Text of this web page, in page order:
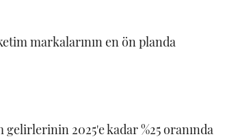
markalarının en ön planda
2025'e kadar %25 oranında